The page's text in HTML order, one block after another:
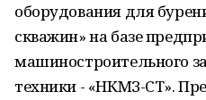
оборудования для
скважин» на базе
машиностроительного
техники - «НКМЗ-СТ».